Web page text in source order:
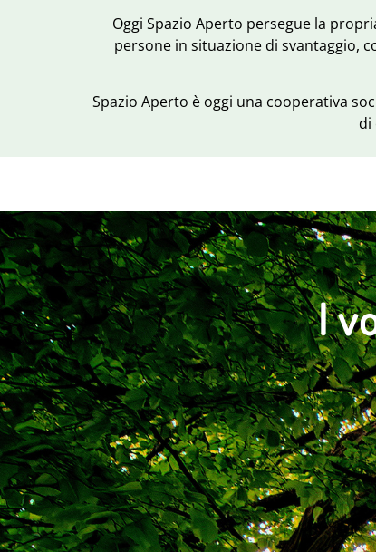
Oggi Spazio Aperto persegue la
persone in situazione di svantaggio,
Spazio Aperto è oggi una cooperativa
di
I